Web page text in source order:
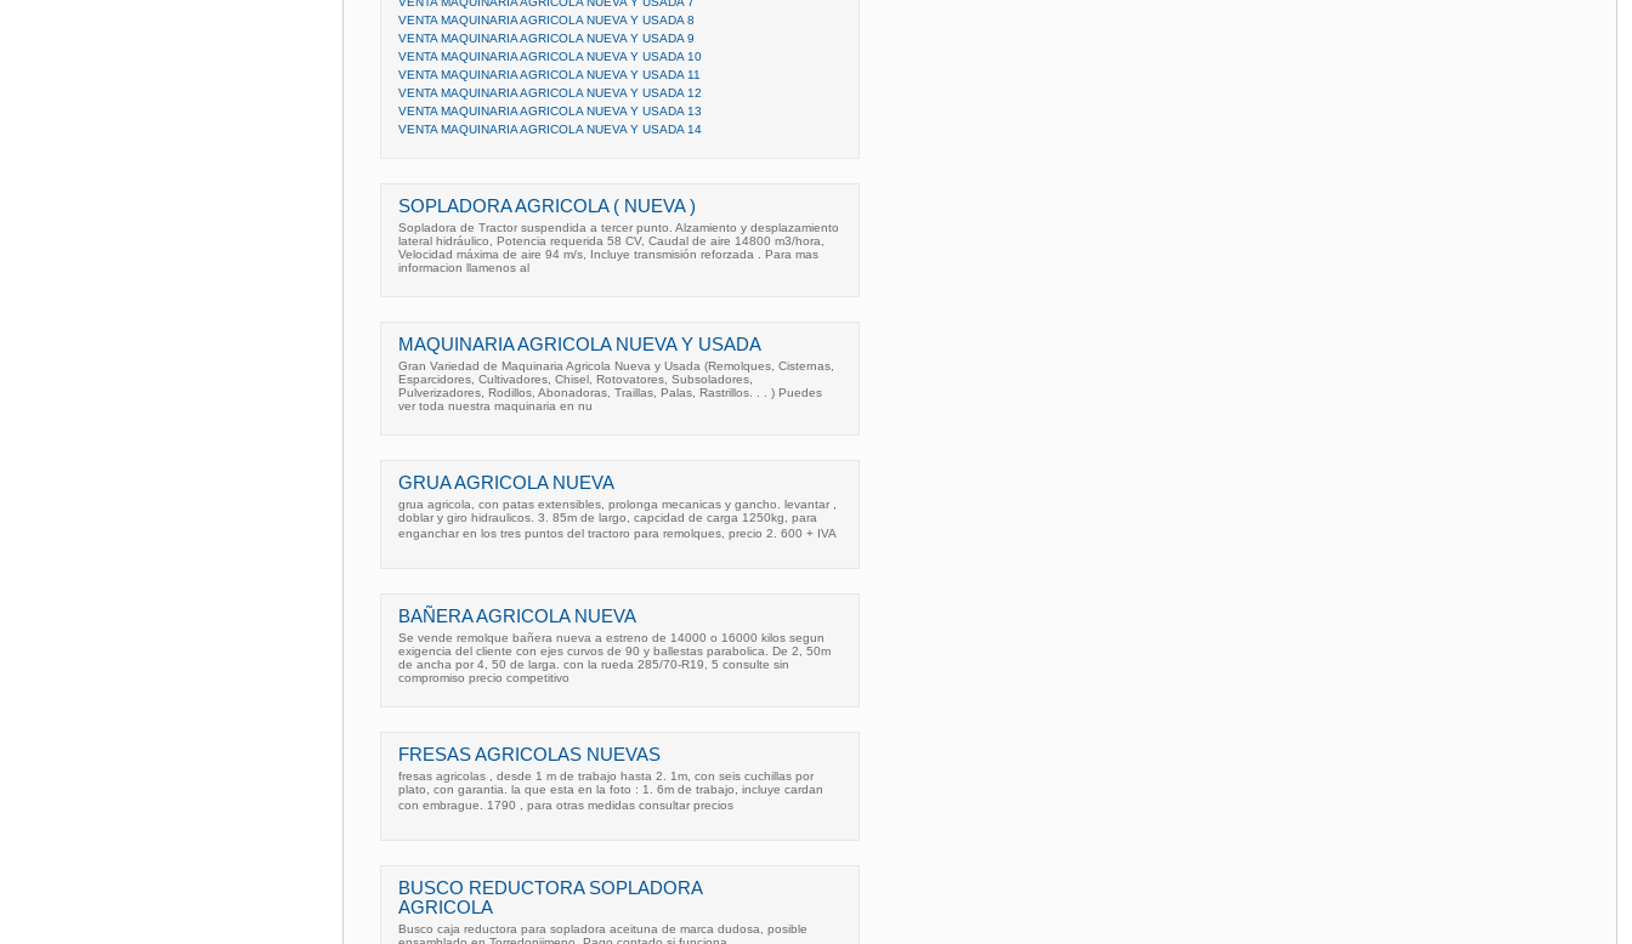
VENTA MAQUINARIA AGRICOLA NUEVA Y USADA 8
VENTA MAQUINARIA AGRICOLA NUEVA Y USADA 9
VENTA MAQUINARIA AGRICOLA NUEVA Y USADA 10
VENTA MAQUINARIA AGRICOLA NUEVA Y USADA 11
VENTA MAQUINARIA AGRICOLA NUEVA Y USADA 12
VENTA MAQUINARIA AGRICOLA NUEVA Y USADA 13
VENTA MAQUINARIA AGRICOLA NUEVA Y USADA 14
SOPLADORA AGRICOLA ( NUEVA )
Sopladora de Tractor suspendida a tercer punto. Alzamiento y desplazamiento
lateral hidráulico, Potencia requerida 58 CV, Caudal de aire 14800 m3/hora,
Velocidad máxima de aire 94 m/s, Incluye transmisión reforzada . Para mas
informacion llamenos al
MAQUINARIA AGRICOLA NUEVA Y USADA
Gran Variedad de Maquinaria Agricola Nueva y Usada (Remolques, Cisternas,
Esparcidores, Cultivadores, Chisel, Rotovatores, Subsoladores,
Pulverizadores, Rodillos, Abonadoras, Traillas, Palas, Rastrillos. . . ) Puedes
ver toda nuestra maquinaria en nu
GRUA AGRICOLA NUEVA
grua agricola, con patas extensibles, prolonga mecanicas y gancho. levantar ,
doblar y giro hidraulicos. 3. 85m de largo, capcidad de carga 1250kg, para
enganchar en los tres puntos del tractoro para remolques, precio 2. 600 + IVA
BAÑERA AGRICOLA NUEVA
Se vende remolque bañera nueva a estreno de 14000 o 16000 kilos segun
exigencia del cliente con ejes curvos de 90 y ballestas parabolica. De 2, 50m
de ancha por 4, 50 de larga. con la rueda 285/70-R19, 5 consulte sin
compromiso precio competitivo
FRESAS AGRICOLAS NUEVAS
fresas agricolas , desde 1 m de trabajo hasta 2. 1m, con seis cuchillas por
plato, con garantia. la que esta en la foto : 1. 6m de trabajo, incluye cardan
con embrague. 1790 , para otras medidas consultar precios
BUSCO REDUCTORA SOPLADORA
AGRICOLA
Busco caja reductora para sopladora aceituna de marca dudosa, posible